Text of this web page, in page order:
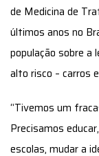
de Medicina de
últimos anos no
população sobre a
alto risco – carros
“Tivemos um
Precisamos
escolas, mudar a